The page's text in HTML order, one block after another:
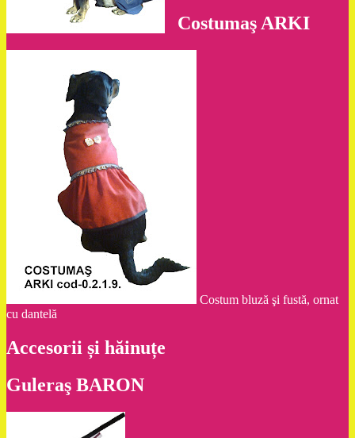
Costumaş ARKI
Costum bluză şi fustă, ornat
cu dantelă
Accesorii și hăinuțe
Guleraş BARON